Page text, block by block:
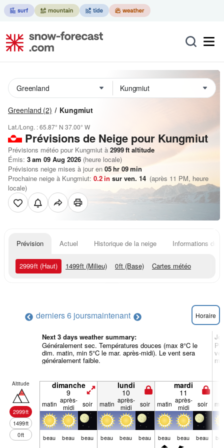
Greenland (2) Kungmiut
Lat./Long. :65.87° N 37.00° W
Prévisions de Neige pour Kungmiut
Prévisions météo pour Kungmiut à 2999ft altitude
Émis: 3 am 09 Aug 2026 (heure locale)
Prévisions neige mises à jour en 05hr 09min
Prochaine neige à Kungmiut: 0.2in sur ven. 14 (après 11 PM, heure
locale)
Prévision Actuel Historique de la neige Informations du
2999ft (Haut) 1499ft (Milieu) 0ft (Base) Cartes météo
derniers 6 joursmaintenant Horaire
Next 3 days weather summary:
Généralement sec. Températures douces (max 8°C le
dim. matin, min 5°C le mar. après-midi). Le vent sera
généralement faible.
Altitude
2999ft
1499ft
0ft
dimanche
9
lundi
10
mardi
11
matin après-
midi
soir matin après-
midi
soir matin après-
midi
soir
beau beau beau beau beau beau beau beau beau